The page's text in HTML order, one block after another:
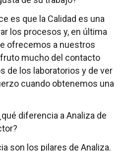
es que la Calidad es una
los procesos y, en última
ofrecemos a nuestros
mucho del contacto
de los laboratorios y de ver
cuando obtenemos una
diferencia a Analiza de
son los pilares de Analiza.